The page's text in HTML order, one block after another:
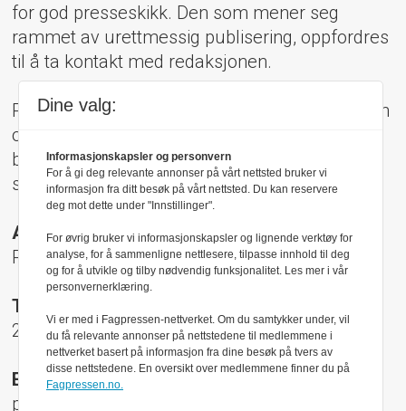
for god presseskikk. Den som mener seg
rammet av urettmessig publisering, oppfordres
til å ta kontakt med redaksjonen.
Pressens Faglige Utvalg (PFU) er et klageorgan
oppnevnt av Norsk Presseforbund som
behandler klager mot mediene i presseetiske
spørsmål.
Adresse:
Rådhusgt 17, 0158 Oslo
Telefon:
22 40 50 40
E-post:
pfu@presse.no
Dine valg:
Informasjonskapsler og personvern
For å gi deg relevante annonser på vårt nettsted bruker vi
informasjon fra ditt besøk på vårt nettsted. Du kan reservere
deg mot dette under "Innstillinger".
For øvrig bruker vi informasjonskapsler og lignende verktøy for
analyse, for å sammenligne nettlesere, tilpasse innhold til deg
og for å utvikle og tilby nødvendig funksjonalitet. Les mer i vår
personvernerklæring.
Vi er med i Fagpressen-nettverket. Om du samtykker under, vil
du få relevante annonser på nettstedene til medlemmene i
nettverket basert på informasjon fra dine besøk på tvers av
disse nettstedene. En oversikt over medlemmene finner du på
Fagpressen.no.